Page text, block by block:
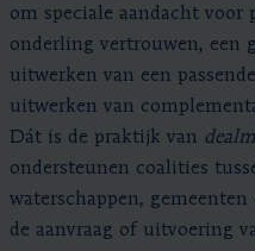
om speciale aandacht voor
onderling vertrouwen, een
uitwerken van een
uitwerken van
Dát is de praktijk van
ondersteunen coalities
waterschappen, gemeenten
de aanvraag of uitvoering